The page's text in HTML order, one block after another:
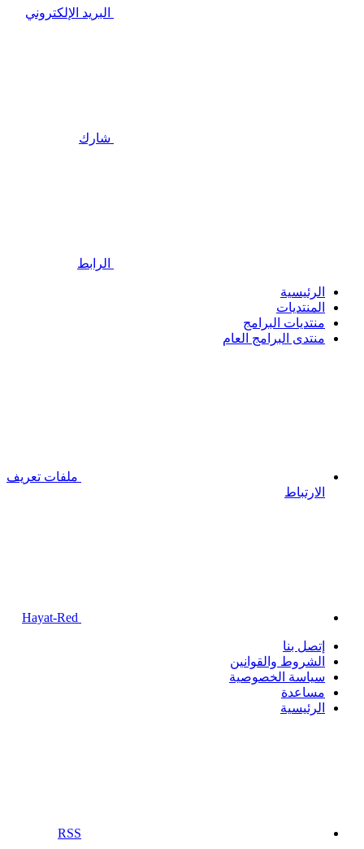
البريد الإلكتروني
شارك
الرابط
الرئيسية
المنتديات
منتديات البرامج
منتدى البرامج العام
ملفات تعريف
الارتباط
إتصل بنا
الشروط والقوانين
سياسة الخصوصية
مساعدة
الرئيسية
RSS